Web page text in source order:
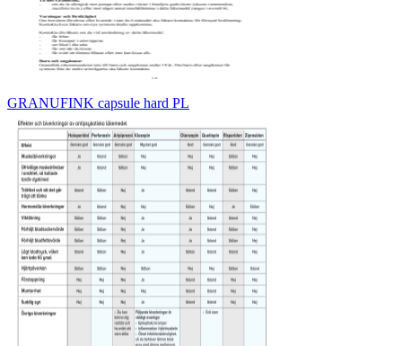
GRANUFINK capsule hard PL